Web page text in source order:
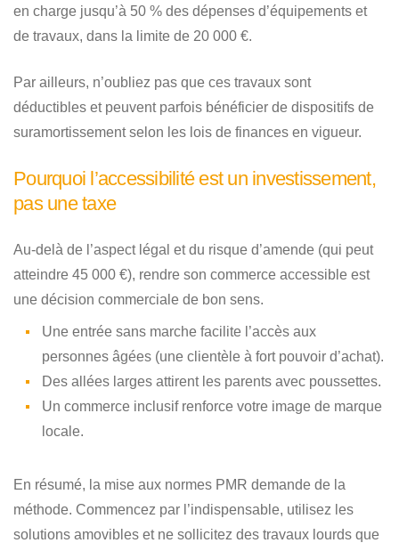
en charge jusqu’à 50 % des dépenses d’équipements et
de travaux, dans la limite de 20 000 €.
Par ailleurs, n’oubliez pas que ces travaux sont
déductibles et peuvent parfois bénéficier de dispositifs de
suramortissement selon les lois de finances en vigueur.
Pourquoi l’accessibilité est un investissement,
pas une taxe
Au-delà de l’aspect légal et du risque d’amende (qui peut
atteindre 45 000 €), rendre son commerce accessible est
une décision commerciale de bon sens.
Une entrée sans marche facilite l’accès aux
personnes âgées (une clientèle à fort pouvoir d’achat).
Des allées larges attirent les parents avec poussettes.
Un commerce inclusif renforce votre image de marque
locale.
En résumé, la mise aux normes PMR demande de la
méthode. Commencez par l’indispensable, utilisez les
solutions amovibles et ne sollicitez des travaux lourds que